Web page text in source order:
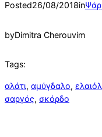
Posted26/08/2018in
byDimitra Cherouvim
Tags:
αλάτι, αμύγδαλο,
σαργός, σκόρδο